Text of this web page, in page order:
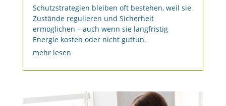
Schutzstrategien bleiben oft bestehen, weil sie
Zustände regulieren und Sicherheit
ermöglichen – auch wenn sie langfristig
Energie kosten oder nicht guttun.
mehr lesen